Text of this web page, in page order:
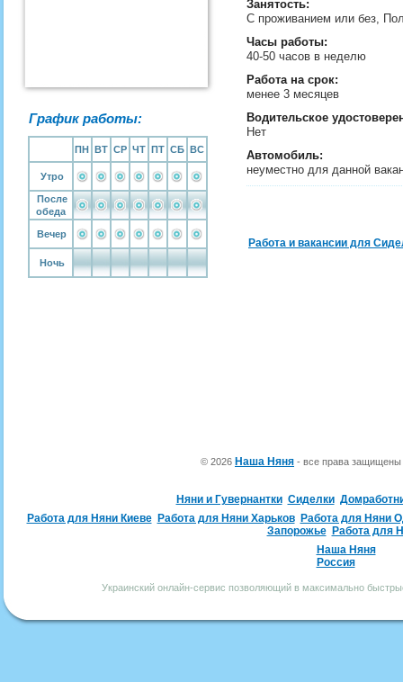
График работы:
ПН ВТ СР ЧТ ПТ СБ ВС
Утро
После
обеда
Вечер
Ночь
Занятость:
С проживанием или без,
Часы работы:
40-50 часов в неделю
Работа на срок:
менее 3 месяцев
Водительское
Нет
Автомобиль:
неуместно для данной
Работа и вакансии для
© 2026 Наша Няня - все права
Няни и Гувернантки Сиделки
Работа для Няни Киеве
Работа для Няни Харьков
Работа для Няни
Запорожье
Работа для
Наша Няня
Россия
Украинский онлайн-сервис позволяющий в максимально